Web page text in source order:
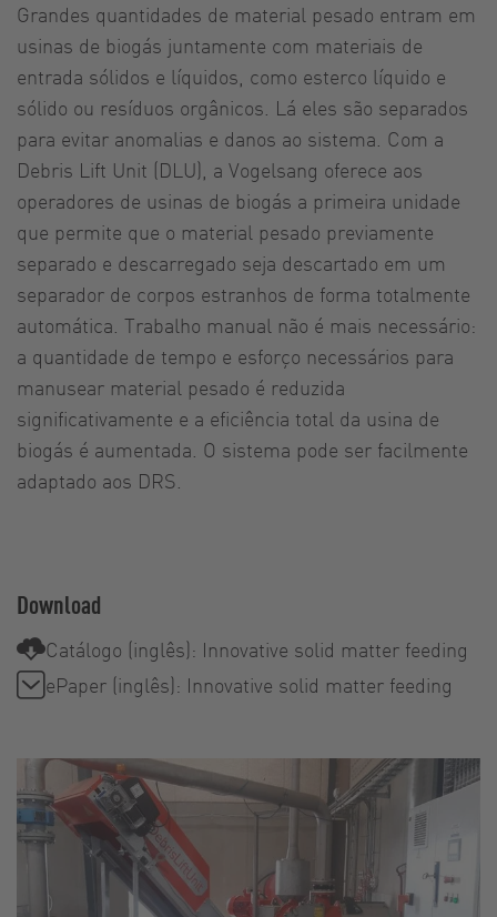
Grandes quantidades de material pesado entram em
usinas de biogás juntamente com materiais de
entrada sólidos e líquidos, como esterco líquido e
sólido ou resíduos orgânicos. Lá eles são separados
para evitar anomalias e danos ao sistema. Com a
Debris Lift Unit (DLU), a Vogelsang oferece aos
operadores de usinas de biogás a primeira unidade
que permite que o material pesado previamente
separado e descarregado seja descartado em um
separador de corpos estranhos de forma totalmente
automática. Trabalho manual não é mais necessário:
a quantidade de tempo e esforço necessários para
manusear material pesado é reduzida
significativamente e a eficiência total da usina de
biogás é aumentada. O sistema pode ser facilmente
adaptado aos DRS.
Download
Catálogo (inglês): Innovative solid matter feeding
ePaper (inglês): Innovative solid matter feeding